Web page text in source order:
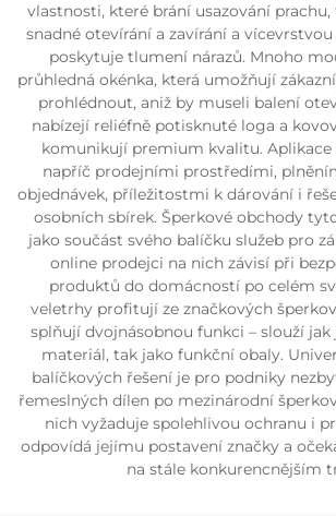
vlastnosti, které brání usazování
snadné otevírání a zavírání a
poskytuje tlumení nárazů. Mnoho
průhledná okénka, která umožňují
prohlédnout, aniž by museli balení
nabízejí reliéfně potisknuté loga a
komunikují premium kvalitu. Aplikace
napříč prodejními prostředími,
objednávek, příležitostmi k dárování i
osobních sbírek. Šperkové obchody
jako součást svého balíčku služeb pro
online prodejci na nich závisí při
produktů do domácností po celém
veletrhy profitují ze značkových
splňují dvojnásobnou funkci – slouží
materiál, tak jako funkční obaly.
balíčkových řešení je pro podniky
řemeslných dílen po mezinárodní
nich vyžaduje spolehlivou ochranu i
odpovídá jejímu postavení značky a
na stále konkurencnějším